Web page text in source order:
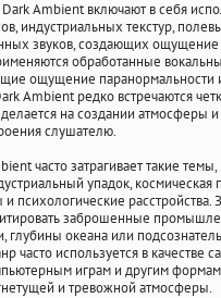
Ambient включают в себя
индустриальных текстур,
звуков, создающих ощущение
обработанные
ощущение паранормальности
Ambient редко встречаются
на создании атмосферы
слушателю.
часто затрагивает такие темы,
упадок, космическая
психологические расстройства.
заброшенные
глубины океана или
часто используется в качестве
играм и другим формам
и тревожной атмосферы.